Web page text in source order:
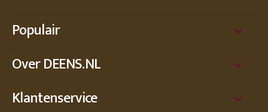
Populair
Over DEENS.NL
Klantenservice